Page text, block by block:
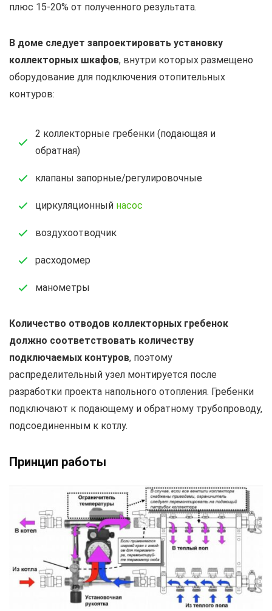
плюс 15-20% от полученного результата.
В доме следует запроектировать установку
коллекторных шкафов, внутри которых размещено
оборудование для подключения отопительных
контуров:
2 коллекторные гребенки (подающая и
обратная)
клапаны запорные/регулировочные
циркуляционный насос
воздухоотводчик
расходомер
манометры
Количество отводов коллекторных гребенок
должно соответствовать количеству
подключаемых контуров, поэтому
распределительный узел монтируется после
разработки проекта напольного отопления. Гребенки
подключают к подающему и обратному трубопроводу,
подсоединенным к котлу.
Принцип работы